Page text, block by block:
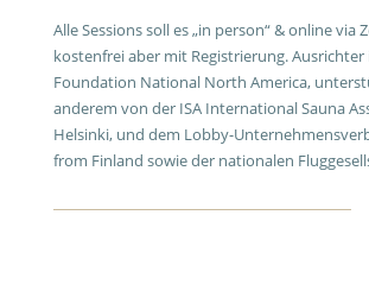
Alle Sessions soll es „in person“ & online via
kostenfrei aber mit Registrierung. Ausrichter
Foundation National North America,
anderem von der ISA International Sauna
Helsinki, und dem Lobby-
from Finland sowie der nationalen